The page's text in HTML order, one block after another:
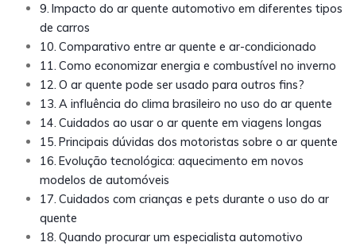
Impacto do ar quente automotivo em diferentes tipos
de carros
Comparativo entre ar quente e ar-condicionado
Como economizar energia e combustível no inverno
O ar quente pode ser usado para outros fins?
A influência do clima brasileiro no uso do ar quente
Cuidados ao usar o ar quente em viagens longas
Principais dúvidas dos motoristas sobre o ar quente
Evolução tecnológica: aquecimento em novos
modelos de automóveis
Cuidados com crianças e pets durante o uso do ar
quente
Quando procurar um especialista automotivo